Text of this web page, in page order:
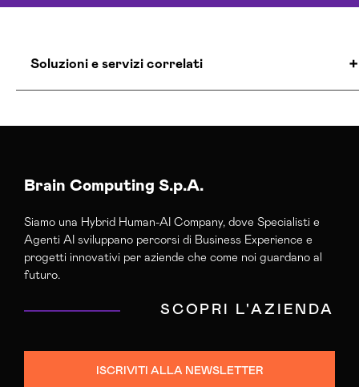
Soluzioni e servizi correlati
Agenzia E-commerce Shopify Bologna
Agenzia Posizionamento Seo Bologna
Agenzia Social Media Marketing Bologna
Agenzia Web Marketing Bologna
Campagne Advertising Bologna
Brain Computing S.p.A.
Siamo una Hybrid Human-AI Company, dove Specialisti e
Agenti AI sviluppano percorsi di Business Experience e
progetti innovativi per aziende che come noi guardano al
futuro.
SCOPRI L'AZIENDA
ISCRIVITI ALLA NEWSLETTER